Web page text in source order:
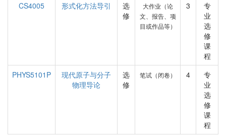
CS4005 形式化方法导引
选
修
大作业（论
文、报告、项
目或作品等）
3
专
业
选
修
课
程
PHYS5101P
现代原子与分子
物理导论
选
修
笔试（闭卷） 4
专
业
选
修
课
程